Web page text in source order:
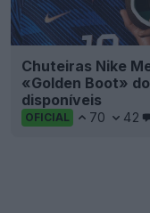
Chuteiras Nike
«Golden Boot»
disponíveis
OFICIAL 70 42